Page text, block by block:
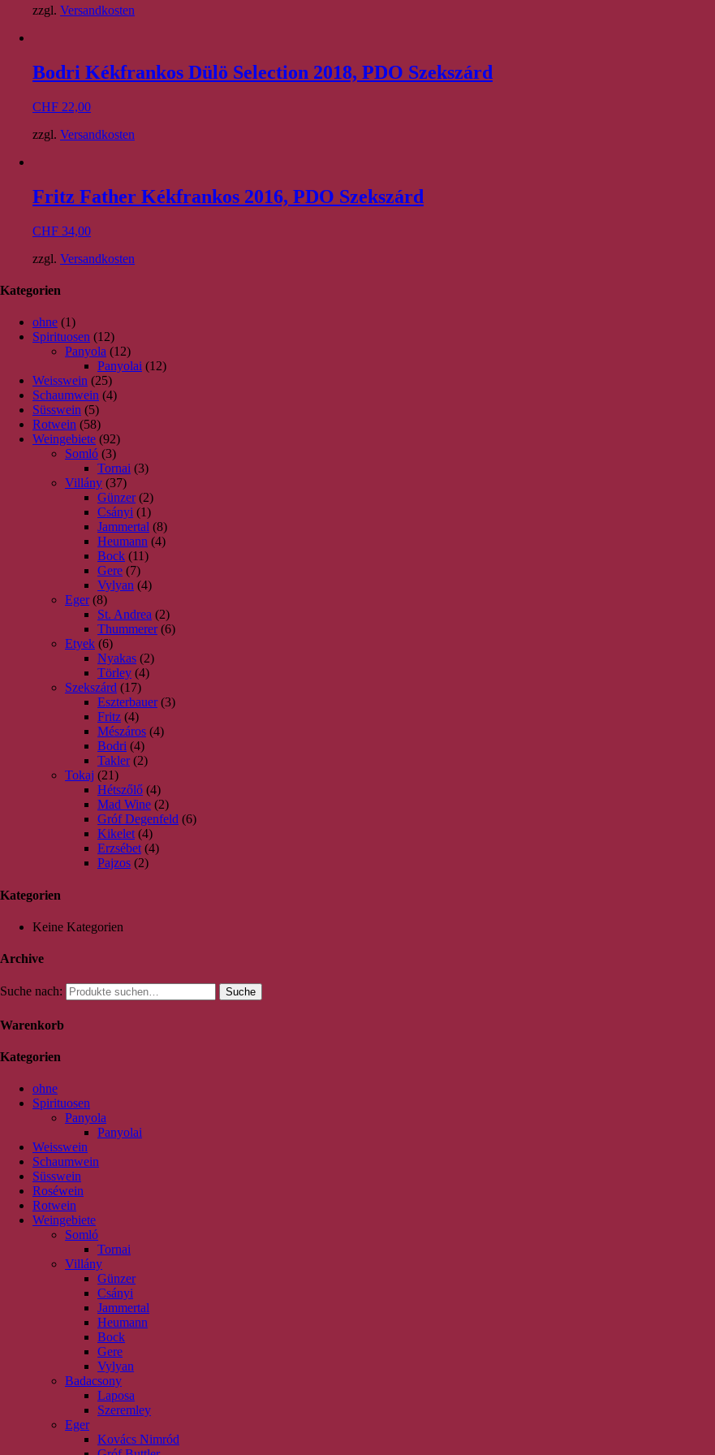
zzgl. Versandkosten
Bodri Kékfrankos Dülö Selection 2018, PDO Szekszárd
CHF 22,00
zzgl. Versandkosten
Fritz Father Kékfrankos 2016, PDO Szekszárd
CHF 34,00
zzgl. Versandkosten
Kategorien
ohne (1)
Spirituosen (12)
Panyola (12)
Panyolai (12)
Weisswein (25)
Schaumwein (4)
Süsswein (5)
Rotwein (58)
Weingebiete (92)
Somló (3)
Tornai (3)
Villány (37)
Günzer (2)
Csányi (1)
Jammertal (8)
Heumann (4)
Bock (11)
Gere (7)
Vylyan (4)
Eger (8)
St. Andrea (2)
Thummerer (6)
Etyek (6)
Nyakas (2)
Törley (4)
Szekszárd (17)
Eszterbauer (3)
Fritz (4)
Mészáros (4)
Bodri (4)
Takler (2)
Tokaj (21)
Hétszőlő (4)
Mad Wine (2)
Gróf Degenfeld (6)
Kikelet (4)
Erzsébet (4)
Pajzos (2)
Kategorien
Keine Kategorien
Archive
Suche nach: Suche
Warenkorb
Kategorien
ohne
Spirituosen
Panyola
Panyolai
Weisswein
Schaumwein
Süsswein
Roséwein
Rotwein
Weingebiete
Somló
Tornai
Villány
Günzer
Csányi
Jammertal
Heumann
Bock
Gere
Vylyan
Badacsony
Laposa
Szeremley
Eger
Kovács Nimród